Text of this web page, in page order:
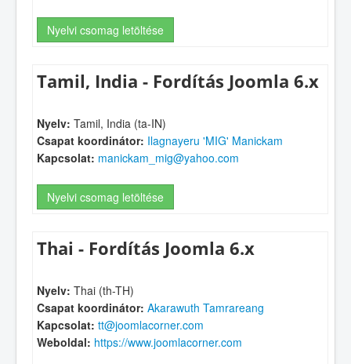
Nyelvi csomag letöltése
Tamil, India - Fordítás Joomla 6.x
Nyelv: Tamil, India (ta-IN)
Csapat koordinátor: Ilagnayeru 'MIG' Manickam
Kapcsolat: manickam_mig@yahoo.com
Nyelvi csomag letöltése
Thai - Fordítás Joomla 6.x
Nyelv: Thai (th-TH)
Csapat koordinátor: Akarawuth Tamrareang
Kapcsolat: tt@joomlacorner.com
Weboldal: https://www.joomlacorner.com